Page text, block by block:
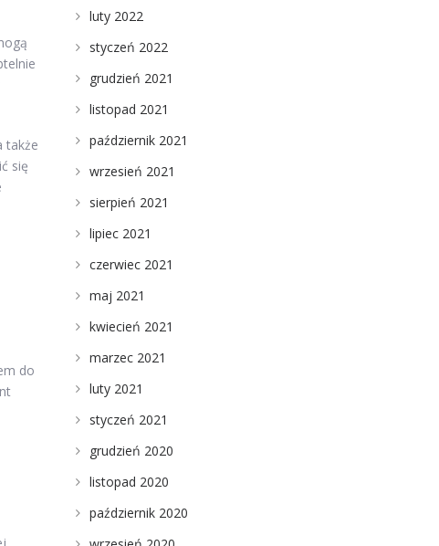
także
się
do
luty 2022
styczeń 2022
grudzień 2021
listopad 2021
październik 2021
wrzesień 2021
sierpień 2021
lipiec 2021
czerwiec 2021
maj 2021
kwiecień 2021
marzec 2021
luty 2021
styczeń 2021
grudzień 2020
listopad 2020
październik 2020